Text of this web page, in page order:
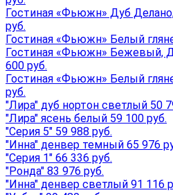
Гостиная «Фьюжн» Дуб
руб.
Гостиная «Фьюжн» Белый
Гостиная «Фьюжн» Бежевый,
600 руб.
Гостиная «Фьюжн» Белый
руб.
"Лира" дуб нортон светлый 50
"Лира" ясень белый 59 100 руб.
"Серия 5" 59 988 руб.
"Инна" денвер темный 65 976
"Серия 1" 66 336 руб.
"Ронда" 83 976 руб.
"Инна" денвер светлый 91 116